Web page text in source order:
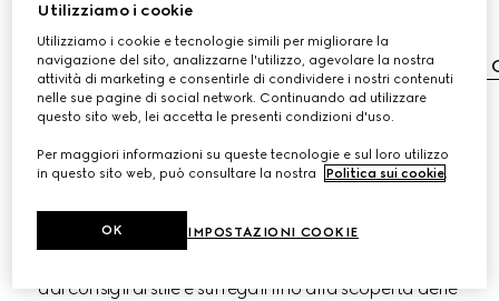
Spedizione gratuita
Cambi e resi gratuiti
Scopri
PRENOTA UN APPUNTAMENTO
dai consigli di stile e sui regali fino alla scoperta delle
Utilizziamo i cookie
Utilizziamo i cookie e tecnologie simili per migliorare la
navigazione del sito, analizzarne l'utilizzo, agevolare la nostra
attività di marketing e consentirle di condividere i nostri contenuti
nelle sue pagine di social network. Continuando ad utilizzare
questo sito web, lei accetta le presenti condizioni d'uso.
Per maggiori informazioni su queste tecnologie e sul loro utilizzo
in questo sito web, può consultare la nostra
Politica sui cookie.
IMPOSTAZIONI COOKIE
OK